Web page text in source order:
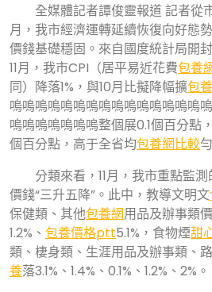
全媒體記者譚俊靈報道 記者從
月，我市經濟運轉延續恢復向好態
價錢基礎穩固。來自國度統計局開
11月，我市CPI（居平易近花費包養
同）降落1%，與10月比擬降幅擴包養
嗚嗚嗚嗚嗚嗚嗚嗚嗚嗚嗚嗚嗚嗚嗚
嗚嗚嗚嗚嗚嗚嗚整個展0.1個百分點
個百分點，高于全省均包養網比較
分類來看，11月，我市重點監
價錢“三升五降”。此中，教導文明文
保健類、其他包養網用品及辦事類
1.2%、 包養價格ptt5.1%，食物煙甜
類、棲身類、生涯用品及辦事類、
養落3.1%、1.4%、0.1%、1.2%、2%。